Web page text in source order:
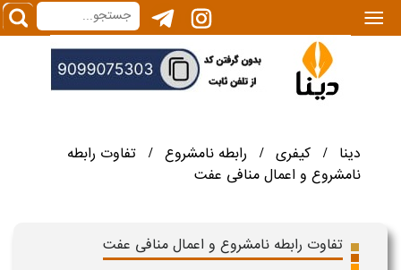
|||
دینا / کیفری / رابطه نامشروع /
تفاوت رابطه
نامشروع و اعمال منافی عفت
تفاوت رابطه نامشروع و اعمال منافی عفت